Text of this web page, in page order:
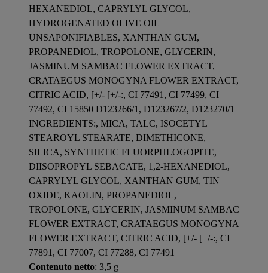
HEXANEDIOL, CAPRYLYL GLYCOL,
HYDROGENATED OLIVE OIL
UNSAPONIFIABLES, XANTHAN GUM,
PROPANEDIOL, TROPOLONE, GLYCERIN,
JASMINUM SAMBAC FLOWER EXTRACT,
CRATAEGUS MONOGYNA FLOWER EXTRACT,
CITRIC ACID, [+/- [+/-:, CI 77491, CI 77499, CI
77492, CI 15850 D123266/1, D123267/2, D123270/1
INGREDIENTS:, MICA, TALC, ISOCETYL
STEAROYL STEARATE, DIMETHICONE,
SILICA, SYNTHETIC FLUORPHLOGOPITE,
DIISOPROPYL SEBACATE, 1,2-HEXANEDIOL,
CAPRYLYL GLYCOL, XANTHAN GUM, TIN
OXIDE, KAOLIN, PROPANEDIOL,
TROPOLONE, GLYCERIN, JASMINUM SAMBAC
FLOWER EXTRACT, CRATAEGUS MONOGYNA
FLOWER EXTRACT, CITRIC ACID, [+/- [+/-:, CI
77891, CI 77007, CI 77288, CI 77491
Contenuto netto: 3,5 g